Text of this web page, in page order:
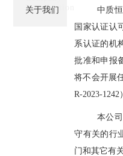
Introduction
关于我们
中质
国家认证认
系认证的机
批准和申报
将不会开展
R-2023-1242）
本公
守有关的行
门和其它有